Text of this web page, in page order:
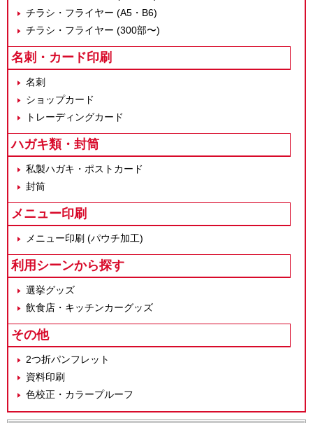
チラシ・フライヤー (A5・B6)
チラシ・フライヤー (300部〜)
名刺・カード印刷
名刺
ショップカード
トレーディングカード
ハガキ類・封筒
私製ハガキ・ポストカード
封筒
メニュー印刷
メニュー印刷 (パウチ加工)
利用シーンから探す
選挙グッズ
飲食店・キッチンカーグッズ
その他
2つ折パンフレット
資料印刷
色校正・カラープルーフ